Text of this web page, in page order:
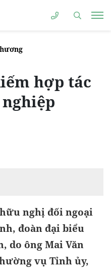
hợp tác
nghị đối ngoại
đoàn đại biểu
do ông Mai Văn
vụ Tỉnh ủy,